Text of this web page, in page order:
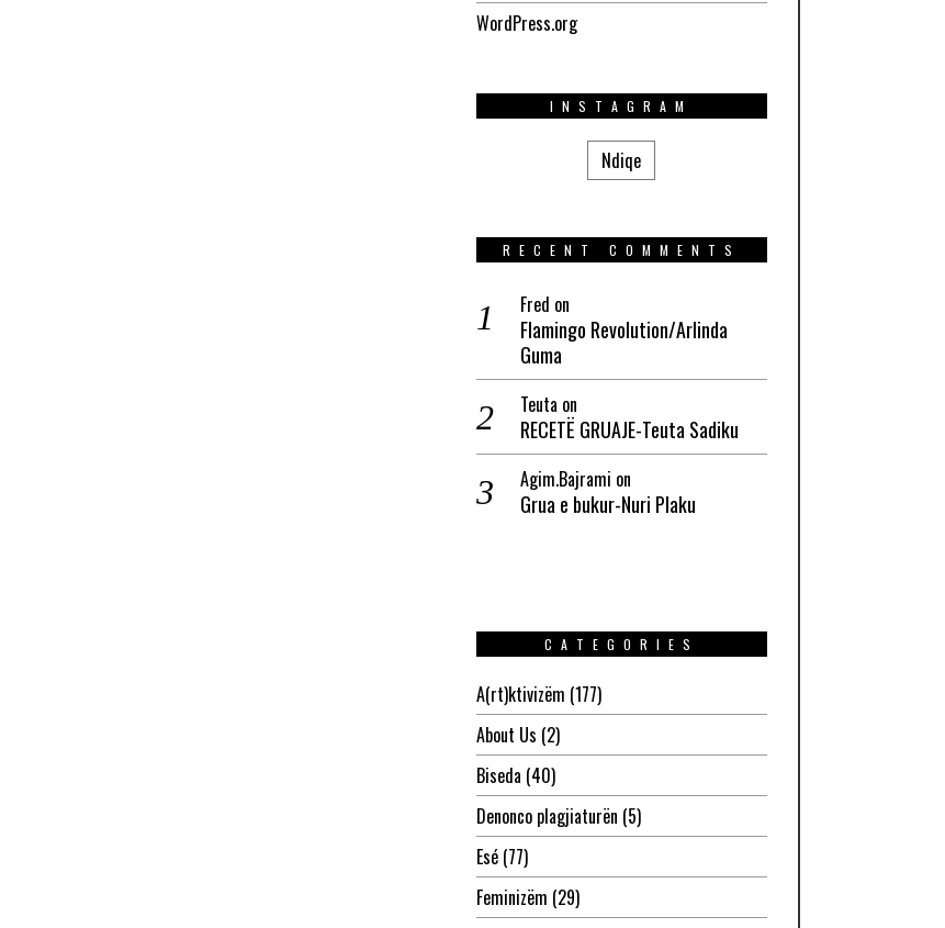
WordPress.org
INSTAGRAM
Ndiqe
RECENT COMMENTS
Fred on
Flamingo Revolution/Arlinda
Guma
Teuta on
RECETË GRUAJE-Teuta Sadiku
Agim.Bajrami on
Grua e bukur-Nuri Plaku
CATEGORIES
A(rt)ktivizëm (177)
About Us (2)
Biseda (40)
Denonco plagjiaturën (5)
Esé(77)
Feminizëm (29)